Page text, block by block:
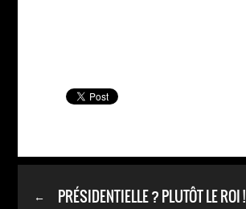
← PRÉSIDENTIELLE ? PLUTÔT LE ROI !